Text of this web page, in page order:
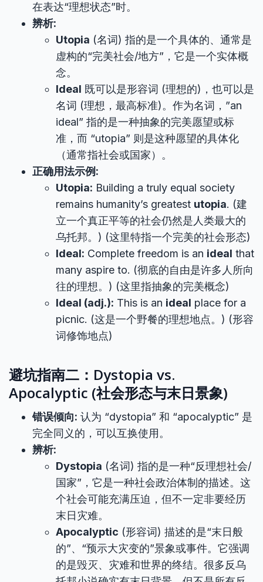
在表达“理想状态”时。
辨析:
Utopia (名词) 指的是一个具体的、通常是
虚构的“完美社会/地方”，它是一个实体概
念。
Ideal 既可以是形容词 (理想的)，也可以是
名词 (理想，最高标准)。作为名词，”an
ideal” 指的是一种抽象的完美愿望或标
准，而 “utopia” 则是这种愿望的具体化
（通常指社会或国家）。
正确用法示例:
Utopia: Building a truly equal society
remains humanity’s greatest utopia. (建
立一个真正平等的社会仍然是人类最大的
乌托邦。) (这里特指一个完美的社会形态)
Ideal: Complete freedom is an ideal that
many aspire to. (彻底的自由是许多人所向
往的理想。) (这里指抽象的完美概念)
Ideal (adj.): This is an ideal place for a
picnic. (这是一个野餐的理想地点。) (形容
词修饰地点)
避坑指南二：Dystopia vs.
Apocalyptic (社会形态与末日景象)
错误倾向: 认为 “dystopia” 和 “apocalyptic” 是
完全同义的，可以互换使用。
辨析:
Dystopia (名词) 指的是一种“反理想社会/
国家”，它是一种社会政治体制的描述。这
个社会可能充满压迫，但不一定非要经历
末日灾难。
Apocalyptic (形容词) 描述的是“末日般
的”、“预示大灾变的”景象或事件。它强调
的是毁灭、灾难和世界的终结。很多反乌